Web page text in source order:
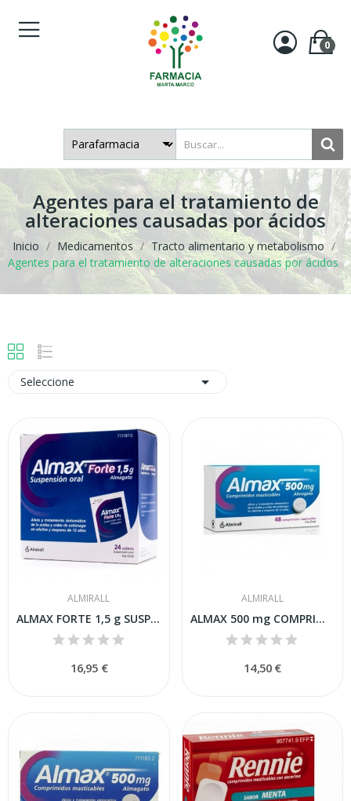
0
Agentes para el tratamiento de
alteraciones causadas por ácidos
Inicio Medicamentos
Tracto alimentario y metabolismo
Agentes para el tratamiento de alteraciones causadas por ácidos
Seleccione 
ALMIRALL
ALMAX FORTE 1,5 g SUSPENSION ORAL,24 sobres
16,95 €
ALMIRALL
ALMAX 500 mg COMPRIMIDOS MASTICABLES,48...
14,50 €